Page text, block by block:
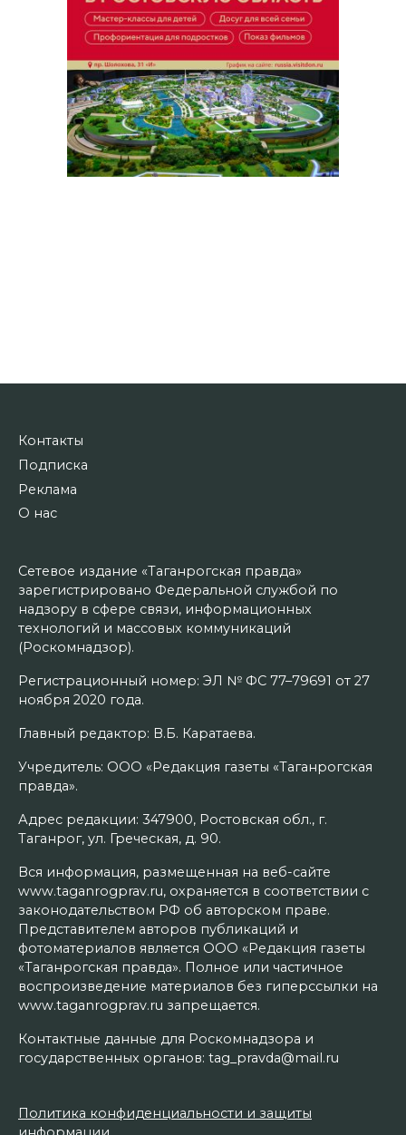
Контакты
Подписка
Реклама
О нас
Сетевое издание «Таганрогская правда»
зарегистрировано Федеральной службой по
надзору в сфере связи, информационных
технологий и массовых коммуникаций
(Роскомнадзор).
Регистрационный номер: ЭЛ № ФС 77–79691 от 27
ноября 2020 года.
Главный редактор: В.Б. Каратаева.
Учредитель: ООО «Редакция газеты «Таганрогская
правда».
Адрес редакции: 347900, Ростовская обл., г.
Таганрог, ул. Греческая, д. 90.
Вся информация, размещенная на веб-сайте
www.taganrogprav.ru, охраняется в соответствии с
законодательством РФ об авторском праве.
Представителем авторов публикаций и
фотоматериалов является ООО «Редакция газеты
«Таганрогская правда». Полное или частичное
воспроизведение материалов без гиперссылки на
www.taganrogprav.ru запрещается.
Контактные данные для Роскомнадзора и
государственных органов: tag_pravda@mail.ru
Политика конфиденциальности и защиты